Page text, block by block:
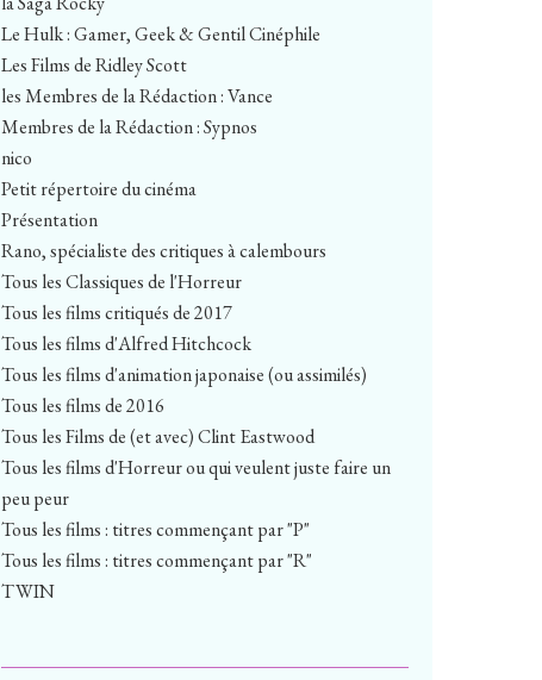
Le Hulk : Gamer, Geek & Gentil Cinéphile
Les Films de Ridley Scott
les Membres de la Rédaction : Vance
Membres de la Rédaction : Sypnos
nico
Petit répertoire du cinéma
Présentation
Rano, spécialiste des critiques à calembours
Tous les Classiques de l'Horreur
Tous les films critiqués de 2017
Tous les films d'Alfred Hitchcock
Tous les films d'animation japonaise (ou assimilés)
Tous les films de 2016
Tous les Films de (et avec) Clint Eastwood
Tous les films d'Horreur ou qui veulent juste faire un
peu peur
Tous les films : titres commençant par "P"
Tous les films : titres commençant par "R"
TWIN